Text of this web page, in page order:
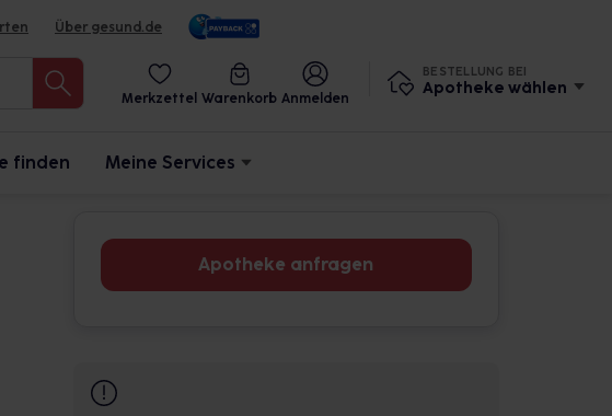
Über gesund.de
Merkzettel Warenkorb Anmelden
BESTELLUNG BEI
Apotheke wählen
finden Meine Services
Apotheke anfragen